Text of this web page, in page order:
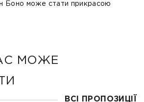
Боно може стати прикрасою
МОЖЕ
ВСІ ПРОПОЗИЦІЇ